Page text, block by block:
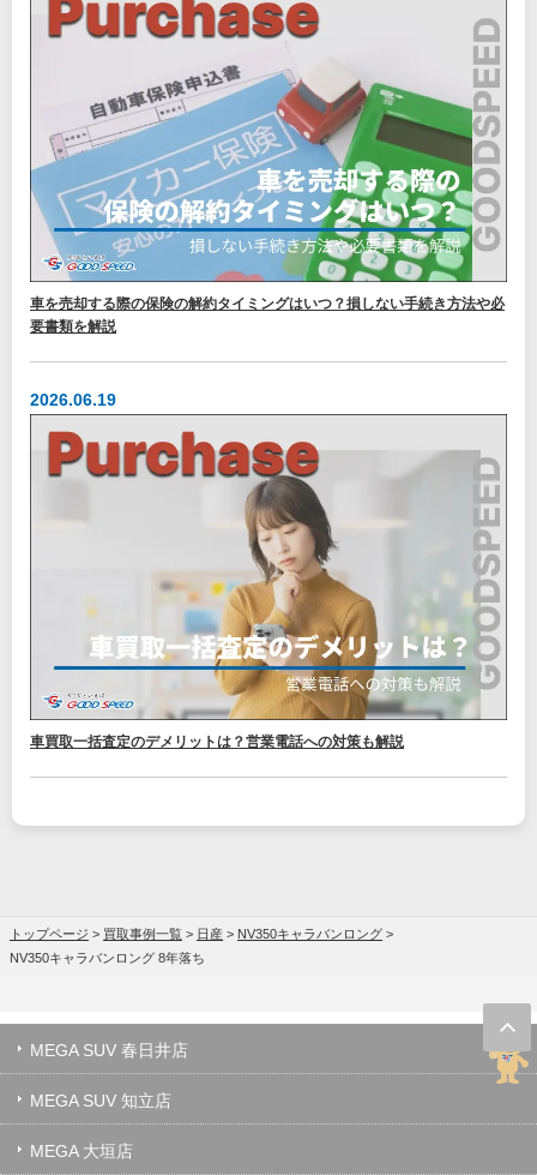
車を売却する際の保険の解約タイミングはいつ？損しない手続き方法や必
要書類を解説
2026.06.19
車買取一括査定のデメリットは？営業電話への対策も解説
トップページ > 買取事例一覧 > 日産 > NV350キャラバンロング >
NV350キャラバンロング 8年落ち
MEGA SUV 春日井店
MEGA SUV 知立店
MEGA 大垣店